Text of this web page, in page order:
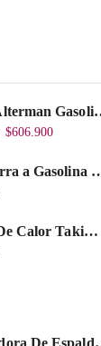
Motor Alterman Gasolina
$606.900
Motosierra a
Pistola De Calor Takima 1.500W, Tkhg-1500.